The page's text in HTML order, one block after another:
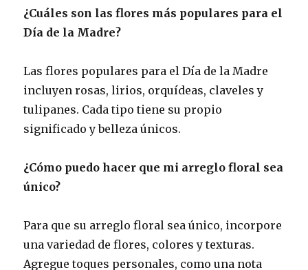
¿Cuáles son las flores más populares para el
Día de la Madre?
Las flores populares para el Día de la Madre
incluyen rosas, lirios, orquídeas, claveles y
tulipanes. Cada tipo tiene su propio
significado y belleza únicos.
¿Cómo puedo hacer que mi arreglo floral sea
único?
Para que su arreglo floral sea único, incorpore
una variedad de flores, colores y texturas.
Agregue toques personales, como una nota